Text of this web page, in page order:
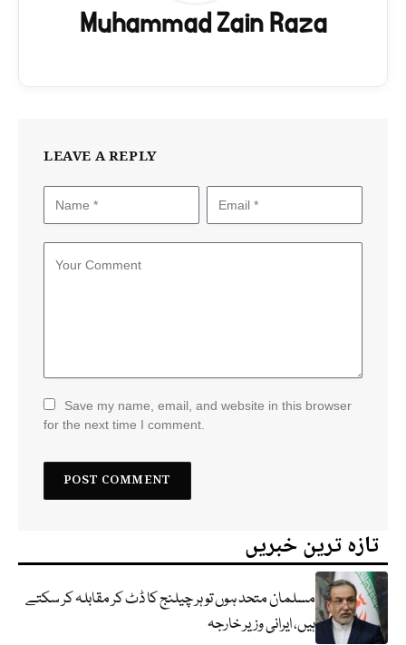
Muhammad Zain Raza
LEAVE A REPLY
Save my name, email, and website in this browser
for the next time I comment.
تازہ ترین خبریں
مسلمان متحد ہوں تو ہر چیلنج کا ڈٹ کر مقابلہ کر سکتے
ہیں، ایرانی وزیر خارجہ